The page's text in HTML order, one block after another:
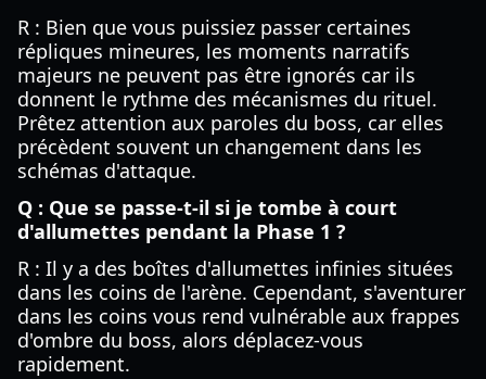
R : Bien que vous puissiez passer certaines
répliques mineures, les moments narratifs
majeurs ne peuvent pas être ignorés car ils
donnent le rythme des mécanismes du rituel.
Prêtez attention aux paroles du boss, car elles
précèdent souvent un changement dans les
schémas d'attaque.
Q : Que se passe-t-il si je tombe à court
d'allumettes pendant la Phase 1 ?
R : Il y a des boîtes d'allumettes infinies situées
dans les coins de l'arène. Cependant, s'aventurer
dans les coins vous rend vulnérable aux frappes
d'ombre du boss, alors déplacez-vous
rapidement.